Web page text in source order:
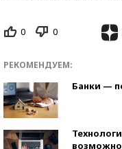
0 0
РЕКОМЕНДУЕМ:
Банки —